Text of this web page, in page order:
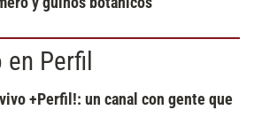
en Perfil
+Perfil!: un canal con gente que